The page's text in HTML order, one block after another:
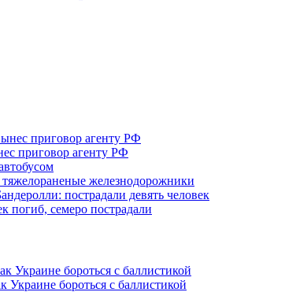
приговор агенту РФ
железнодорожники
пострадали девять человек
погиб, семеро пострадали
Украине бороться с баллистикой